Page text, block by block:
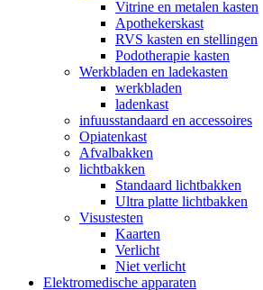
Vitrine en metalen kasten
Apothekerskast
RVS kasten en stellingen
Podotherapie kasten
Werkbladen en ladekasten
werkbladen
ladenkast
infuusstandaard en accessoires
Opiatenkast
Afvalbakken
lichtbakken
Standaard lichtbakken
Ultra platte lichtbakken
Visustesten
Kaarten
Verlicht
Niet verlicht
Elektromedische apparaten